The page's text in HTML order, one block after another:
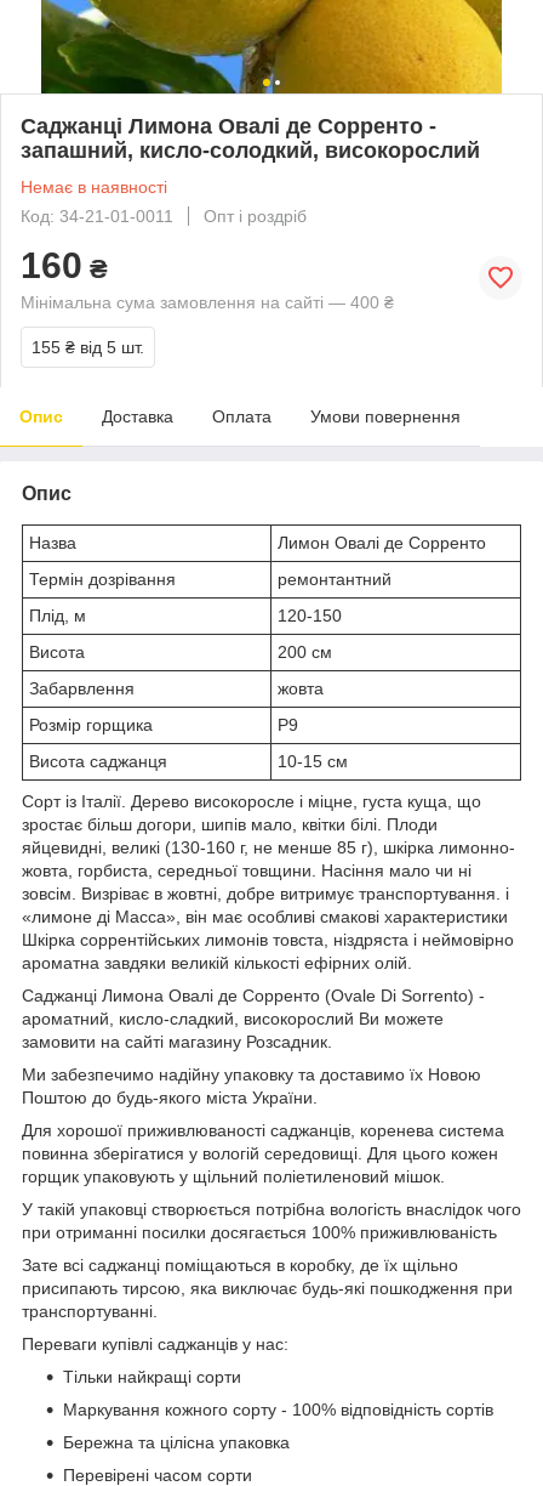
Саджанці Лимона Овалі де Сорренто -
запашний, кисло-солодкий, високорослий
Немає в наявності
Код: 34-21-01-0011
Опт і роздріб
160 ₴
Мінімальна сума замовлення на сайті — 400 ₴
155 ₴ від 5 шт.
Опис Доставка Оплата Умови повернення
Опис
Назва
Лимон Овалі де Сорренто
Термін дозрівання
ремонтантний
Плід, м
120-150
Висота
200 см
Забарвлення
жовта
Розмір горщика
Р9
Висота саджанця
10-15 см
Сорт із Італії. Дерево високоросле і міцне, густа куща, що
зростає більш догори, шипів мало, квітки білі. Плоди
яйцевидні, великі (130-160 г, не менше 85 г), шкірка лимонно-
жовта, горбиста, середньої товщини. Насіння мало чи ні
зовсім. Визріває в жовтні, добре витримує транспортування. і
«лимоне ді Масса», він має особливі смакові характеристики
Шкірка соррентійських лимонів товста, ніздряста і неймовірно
ароматна завдяки великій кількості ефірних олій.
Саджанці Лимона Овалі де Сорренто (Ovale Di Sorrento) -
ароматний, кисло-сладкий, високорослий Ви можете
замовити на сайті магазину Розсадник.
Ми забезпечимо надійну упаковку та доставимо їх Новою
Поштою до будь-якого міста України.
Для хорошої приживлюваності саджанців, коренева система
повинна зберігатися у вологій середовищі. Для цього кожен
горщик упаковують у щільний поліетиленовий мішок.
У такій упаковці створюється потрібна вологість внаслідок чого
при отриманні посилки досягається 100% приживлюваність
Зате всі саджанці поміщаються в коробку, де їх щільно
присипають тирсою, яка виключає будь-які пошкодження при
транспортуванні.
Переваги купівлі саджанців у нас:
Тільки найкращі сорти
Маркування кожного сорту - 100% відповідність сортів
Бережна та цілісна упаковка
Перевірені часом сорти